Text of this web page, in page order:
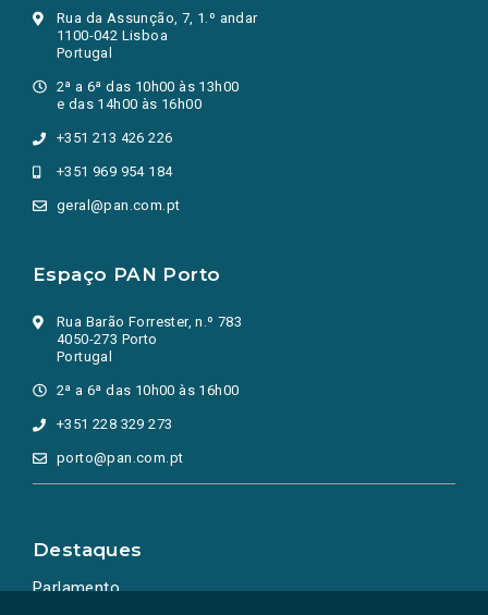
Rua da Assunção, 7, 1.º andar
1100-042 Lisboa
Portugal
2ª a 6ª das 10h00 às 13h00
e das 14h00 às 16h00
+351 213 426 226
+351 969 954 184
geral@pan.com.pt
Espaço PAN Porto
Rua Barão Forrester, n.º 783
4050-273 Porto
Portugal
2ª a 6ª das 10h00 às 16h00
+351 228 329 273
porto@pan.com.pt
Destaques
Parlamento